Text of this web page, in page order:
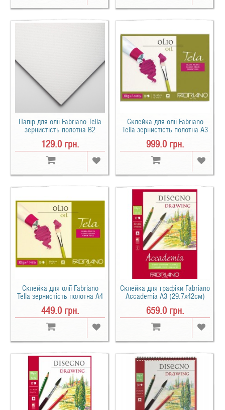
Папір для олії Fabriano Tella
зернистість полотна B2
129.0 грн.
Склейка для олії Fabriano
Tella зернистість полотна А3
999.0 грн.
Склейка для олії Fabriano
Tella зернистість полотна А4
449.0 грн.
Склейка для графіки Fabriano
Accademia А3 (29.7х42см)
659.0 грн.